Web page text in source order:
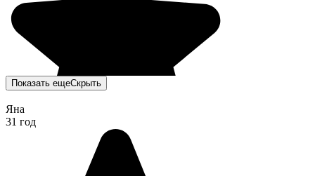
Показать ещеСкрыть
Яна
31 год